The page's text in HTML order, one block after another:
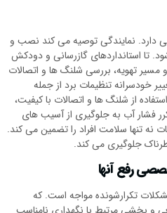
دارد. نمایندگی توصیه می کند نصب و
تا استانداردهای گازرسانی و دودکش
تهویه، بررسی شلنگ ها و اتصالات
خودسرانه تنظیمات برد از جمله
از شلنگ ها و اتصالات با کیفیت،
آب به جلوگیری از آسیب های
نه تنها سلامت افراد را تضمین می کند.
جلوگیری می کند.
رفع آنها
تکرارشونده مواجه است. که